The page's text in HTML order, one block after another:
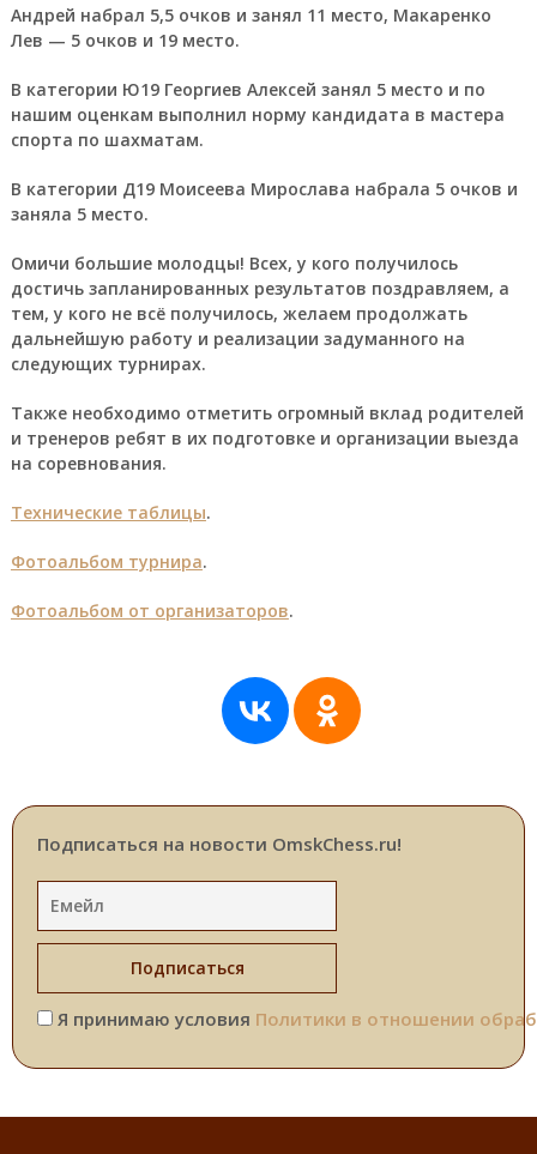
Андрей набрал 5,5 очков и занял 11 место, Макаренко
Лев — 5 очков и 19 место.
В категории Ю19 Георгиев Алексей занял 5 место и по
нашим оценкам выполнил норму кандидата в мастера
спорта по шахматам.
В категории Д19 Моисеева Мирослава набрала 5 очков и
заняла 5 место.
Омичи большие молодцы! Всех, у кого получилось
достичь запланированных результатов поздравляем, а
тем, у кого не всё получилось, желаем продолжать
дальнейшую работу и реализации задуманного на
следующих турнирах.
Также необходимо отметить огромный вклад родителей
и тренеров ребят в их подготовке и организации выезда
на соревнования.
Технические таблицы.
Фотоальбом турнира.
Фотоальбом от организаторов.
Подписаться на новости OmskChess.ru!
Я принимаю условия Политики в отношении